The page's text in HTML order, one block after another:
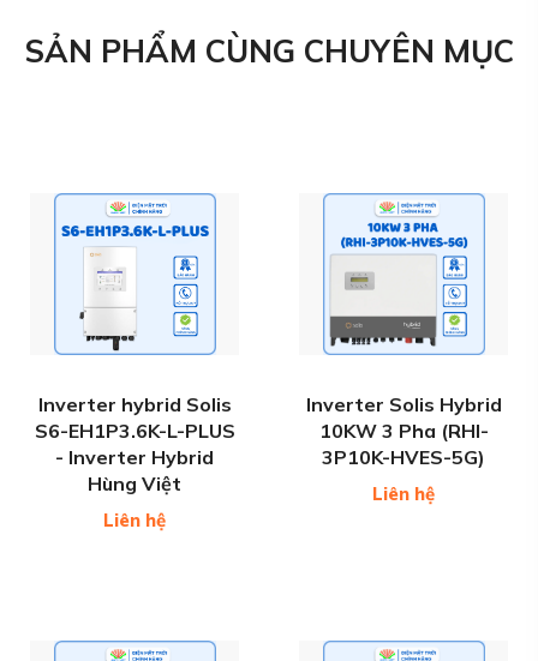
SẢN PHẨM CÙNG CHUYÊN MỤC
Inverter hybrid Solis
S6-EH1P3.6K-L-PLUS
- Inverter Hybrid
Hùng Việt
Liên hệ
Inverter Solis Hybrid
10KW 3 Pha (RHI-
3P10K-HVES-5G)
Liên hệ